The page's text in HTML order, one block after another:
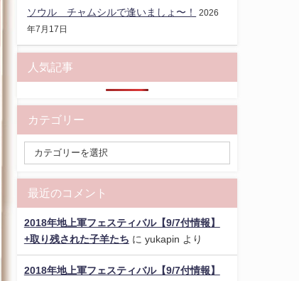
ソウル チャムシルで逢いましょ〜！
2026
年7月17日
人気記事
カテゴリー
最近のコメント
2018年地上軍フェスティバル【9/7付情報】
+取り残された子羊たち に yukapin より
2018年地上軍フェスティバル【9/7付情報】